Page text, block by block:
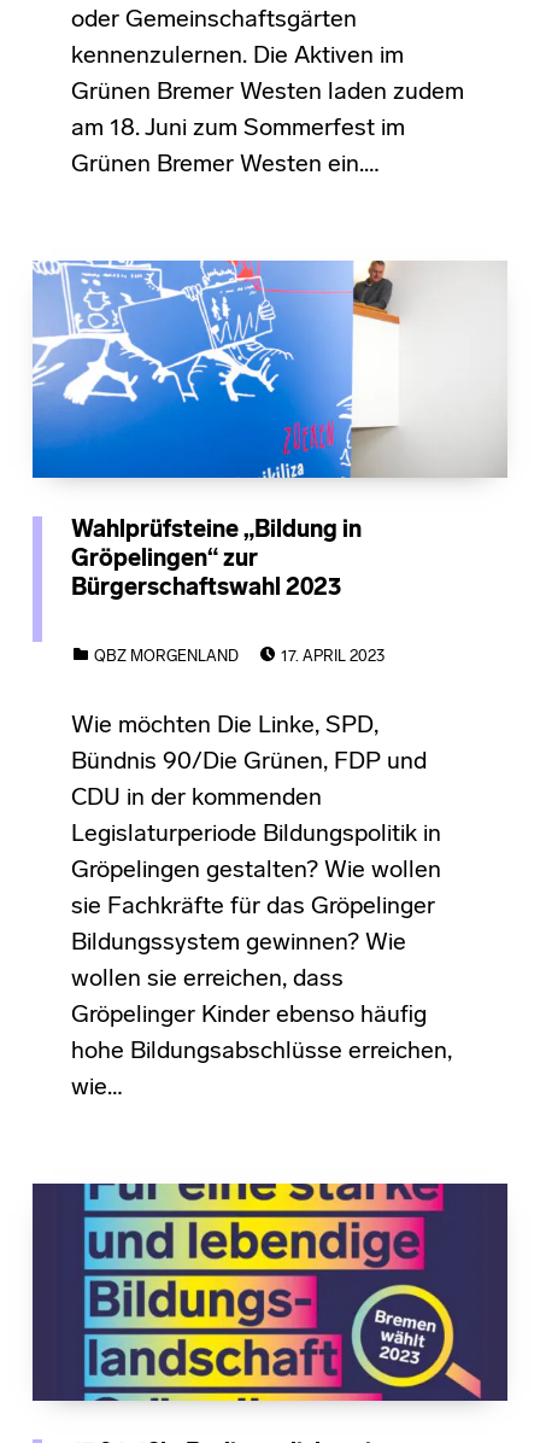
oder Gemeinschaftsgärten
kennenzulernen. Die Aktiven im
Grünen Bremer Westen laden zudem
am 18. Juni zum Sommerfest im
Grünen Bremer Westen ein.…
Wahlprüfsteine „Bildung in
Gröpelingen“ zur
Bürgerschaftswahl 2023
QBZ MORGENLAND
17. APRIL 2023
Wie möchten Die Linke, SPD,
Bündnis 90/Die Grünen, FDP und
CDU in der kommenden
Legislaturperiode Bildungspolitik in
Gröpelingen gestalten? Wie wollen
sie Fachkräfte für das Gröpelinger
Bildungssystem gewinnen? Wie
wollen sie erreichen, dass
Gröpelinger Kinder ebenso häufig
hohe Bildungsabschlüsse erreichen,
wie…